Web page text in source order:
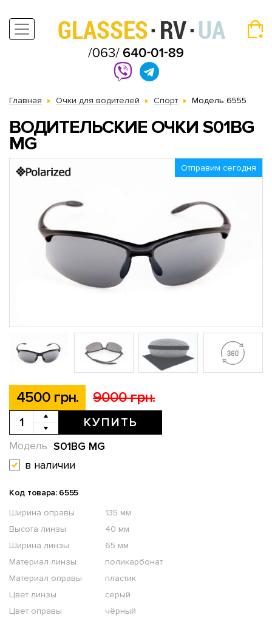
Главная Очки для водителей Спорт Модель 6555
ВОДИТЕЛЬСКИЕ ОЧКИ S01BG
MG
Отправим сегодня
4500 грн. 9000 грн.
КУПИТЬ
S01BG MG
Модель
в наличии
Код товара: 6555
Ширина оправы
135 мм
Высота линзы
40 мм
Ширина линзы
65 мм
Материал линзы
поликарбонат
Материал оправы
пластик
Цвет линзы
серый
Цвет оправы
чёрный